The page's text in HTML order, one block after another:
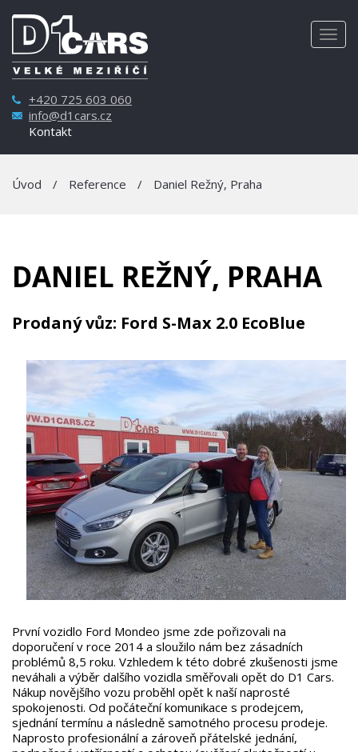
+420 725 603 060
info@d1cars.cz
Kontakt
Úvod / Reference / Daniel Režný, Praha
DANIEL REŽNÝ, PRAHA
Prodaný vůz: Ford S-Max 2.0 EcoBlue
První vozidlo Ford Mondeo jsme zde pořizovali na
doporučení v roce 2014 a sloužilo nám bez zásadních
problémů 8,5 roku. Vzhledem k této dobré zkušenosti jsme
neváhali a výběr dalšího vozidla směřovali opět do D1 Cars.
Nákup novějšího vozu proběhl opět k naší naprosté
spokojenosti. Od počáteční komunikace s prodejcem,
sjednání termínu a následně samotného procesu prodeje.
Naprosto profesionální a zároveň přátelské jednání,